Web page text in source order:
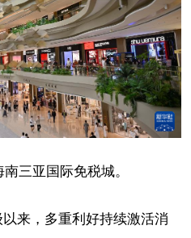
三亚国际免税城。
来，多重利好持续激活消